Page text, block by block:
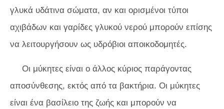
γλυκά υδάτινα σώματα, αν και ορισμένοι τύποι
αχιβάδων και γαρίδες γλυκού νερού μπορούν επίσης
να λειτουργήσουν ως υδρόβιοι αποικοδομητές.
Οι μύκητες είναι ο άλλος κύριος παράγοντας
αποσύνθεσης, εκτός από τα βακτήρια. Οι μύκητες
είναι ένα βασίλειο της ζωής και μπορούν να